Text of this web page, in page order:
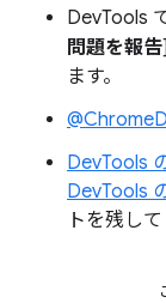
DevTools
問題を報告
ます。
DevTools
DevTools
トを残して